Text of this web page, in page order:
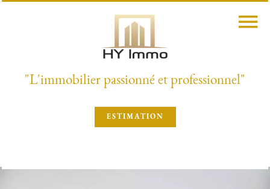
"L'immobilier passionné et professionnel"
ESTIMATION